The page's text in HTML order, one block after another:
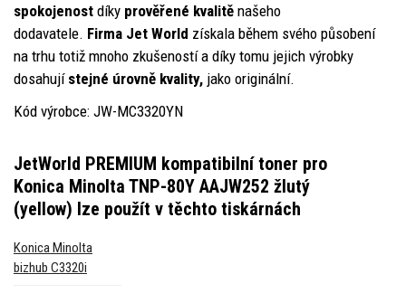
spokojenost díky prověřené kvalitě našeho
dodavatele. Firma Jet World získala během svého působení
na trhu totiž mnoho zkušeností a díky tomu jejich výrobky
dosahují stejné úrovně kvality, jako originální.
Kód výrobce: JW-MC3320YN
JetWorld PREMIUM kompatibilní toner pro
Konica Minolta TNP-80Y AAJW252 žlutý
(yellow) lze použít v těchto tiskárnách
Konica Minolta
bizhub C3320i